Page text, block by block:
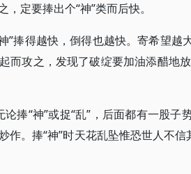
定要捧出个“神”类而后快。
”捧得越快，倒得也越快。寄希望越
而攻之，发现了破绽要加油添醋地
论捧“神”或捉“乱”，后面都有一股
作。捧“神”时天花乱坠惟恐世人不信